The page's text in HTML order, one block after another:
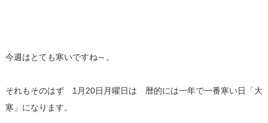
今週はとても寒いですね～。
それもそのはず 1月20日月曜日は 暦的には一年で一番寒い日「大
寒」になります。